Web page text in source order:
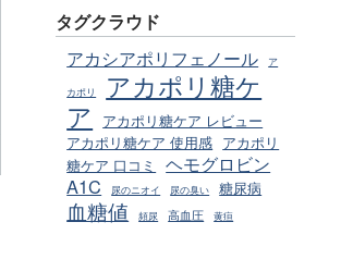
タグクラウド
アカシアポリフェノール ア
カポリ
アカポリ糖ケ
ア
アカポリ糖ケア レビュー
アカポリ糖ケア 使用感 アカポリ
糖ケア 口コミ
ヘモグロビン
A1C
尿のニオイ 尿の臭い 糖尿病
血糖値 頻尿 高血圧 黄疸